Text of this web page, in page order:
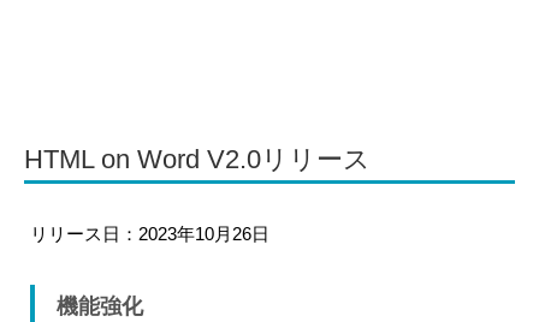
HTML on Word V2.0リリース
リリース日：2023年10月26日
機能強化